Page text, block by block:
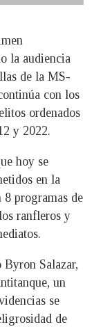
la audiencia
de la MS-
con los
ordenados
y 2022.
hoy se
en la
8 programas de
ranfleros y
Byron Salazar,
un
se
de